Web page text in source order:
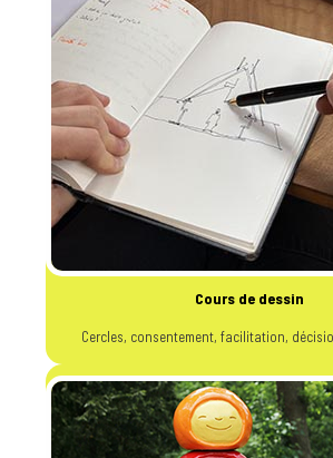
Cours de dessin
Cercles, consentement, facilitation,